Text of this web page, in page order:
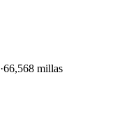
66,568 millas